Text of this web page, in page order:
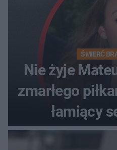
ŚMIERĆ
Nie żyje
zmarłego
łamiący